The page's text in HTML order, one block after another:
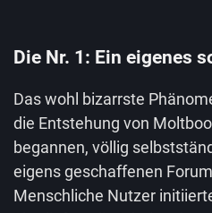
Die Nr. 1: Ein eigenes
Das wohl bizarrste
die Entstehung von
begannen, völlig
eigens geschaffenen
Menschliche Nutzer